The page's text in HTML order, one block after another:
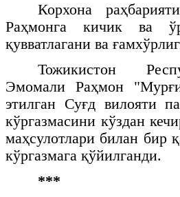
Корхона
Раҳмонга кичик ва
қувватлагани ва
Тожикистон
Эмомали Раҳмон
этилган Суғд вилояти
кўргазмасини кўздан
маҳсулотлари билан бир
кўргазмага қўйилганди.
***